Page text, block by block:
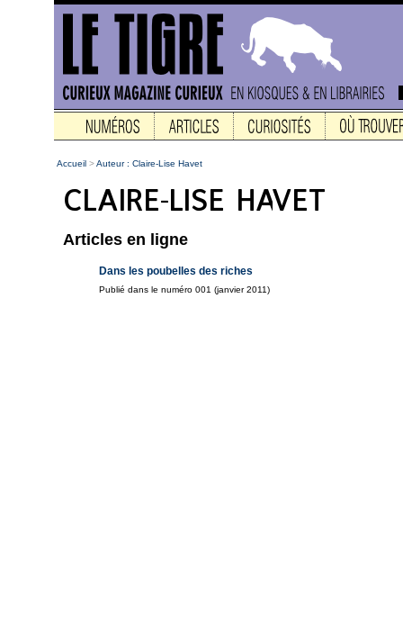
Accueil >Auteur : Claire-Lise Havet
Articles en ligne
Dans les poubelles des riches
Publié dans le numéro 001 (janvier 2011)